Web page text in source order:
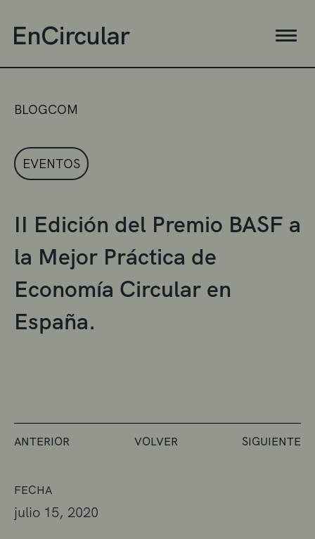
FECHA
julio 15, 2020
BLOGCOM
EVENTOS
II Edición del Premio BASF a
la Mejor Práctica de
Economía Circular en
España.
ANTERIOR VOLVER SIGUIENTE